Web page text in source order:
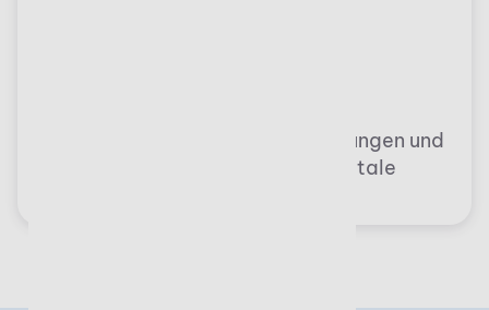
Integration individueller Anwendungen und
externer Systeme unterstützt digitale